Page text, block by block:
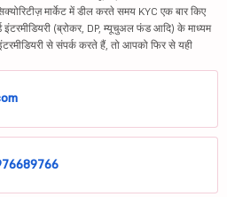
मार्केट में डील करते समय KYC एक बार किए
इंटरमीडियरी (ब्रोकर, DP, म्यूचुअल फंड आदि) के माध्यम
से संपर्क करते हैं, तो आपको फिर से यही